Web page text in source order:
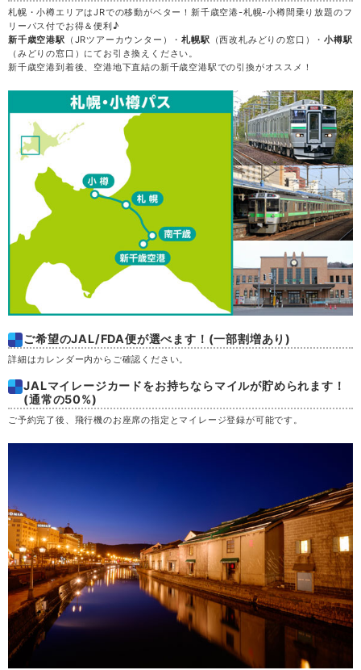
水 19
土
23
月
火
金 28
月 31
札幌・小樽エリアはJRでの移動がベター！新千歳空港-札幌-小樽間乗り放題のフ
リーパス付でお得＆便利♪
新千歳空港駅 （JRツアーカウンター）・札幌駅 （西改札みどりの窓口）・小樽駅
（みどりの窓口）にてお引き換えください。
新千歳空港到着後、空港地下直結の新千歳空港駅での引換がオススメ！
ご希望のJAL/FDA便が選べます！(一部割増あり)
詳細はカレンダー内からご確認ください。
JALマイレージカードをお持ちならマイルが貯められます！
(通常の50%)
ご予約完了後、飛行機のお座席の指定とマイレージ登録が可能です。